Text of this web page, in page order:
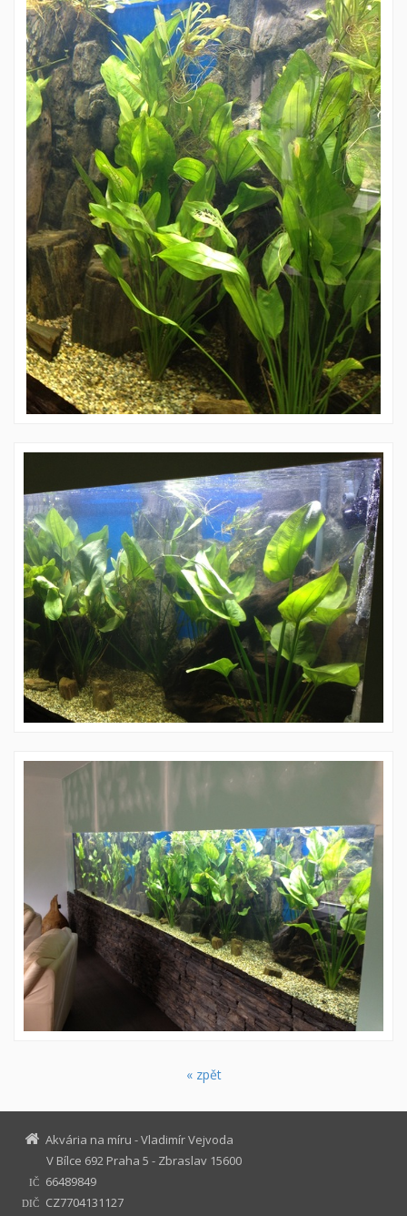
« zpět
Akvária na míru - Vladimír Vejvoda
V Bílce 692 Praha 5 - Zbraslav 15600
IČ 66489849
DIČ CZ7704131127